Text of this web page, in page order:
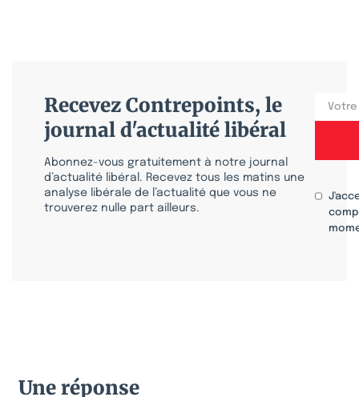
Recevez Contrepoints, le
journal d'actualité libéral
Abonnez-vous gratuitement à notre journal
d’actualité libéral. Recevez tous les matins une
analyse libérale de l’actualité que vous ne
trouverez nulle part ailleurs.
Une réponse